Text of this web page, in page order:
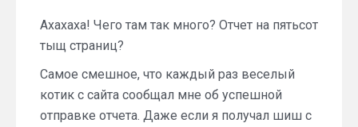
Ахахаха! Чего там так много? Отчет на пятьсот
тыщ страниц?
Самое смешное, что каждый раз веселый
котик с сайта сообщал мне об успешной
отправке отчета. Даже если я получал шиш с